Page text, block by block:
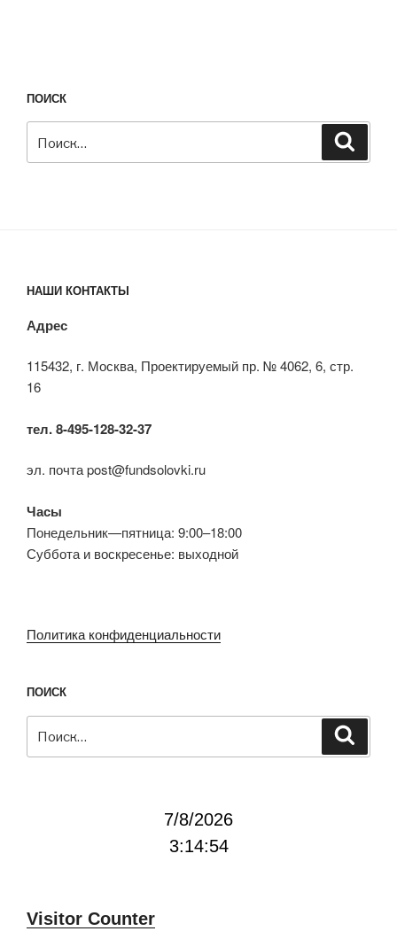
ПОИСК
НАШИ КОНТАКТЫ
Адрес
115432, г. Москва, Проектируемый пр. № 4062, 6, стр.
16
тел. 8-495-128-32-37
эл. почта post@fundsolovki.ru
Часы
Понедельник—пятница: 9:00–18:00
Суббота и воскресенье: выходной
Политика конфиденциальности
ПОИСК
7/8/2026
3:14:54
Visitor Counter